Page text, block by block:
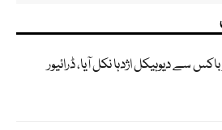
سے دیوہیکل اژدہا نکل آیا، ڈرائیور